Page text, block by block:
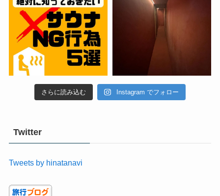
さらに読み込む Instagram でフォロー
Twitter
Tweets by hinatanavi